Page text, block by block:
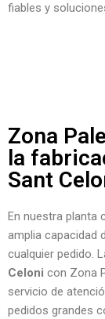
fiables y
Zona
la
Sant
En nuestra planta
amplia capacidad
cualquier pedido.
Celoni con Zona
servicio de
pedidos grandes